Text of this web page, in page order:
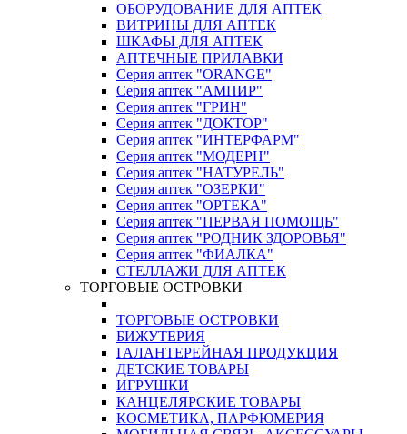
ОБОРУДОВАНИЕ ДЛЯ АПТЕК
ВИТРИНЫ ДЛЯ АПТЕК
ШКАФЫ ДЛЯ АПТЕК
АПТЕЧНЫЕ ПРИЛАВКИ
Серия аптек "ORANGE"
Серия аптек "АМПИР"
Серия аптек "ГРИН"
Серия аптек "ДОКТОР"
Серия аптек "ИНТЕРФАРМ"
Серия аптек "МОДЕРН"
Серия аптек "НАТУРЕЛЬ"
Серия аптек "ОЗЕРКИ"
Серия аптек "ОРТЕКА"
Серия аптек "ПЕРВАЯ ПОМОЩЬ"
Серия аптек "РОДНИК ЗДОРОВЬЯ"
Серия аптек "ФИАЛКА"
СТЕЛЛАЖИ ДЛЯ АПТЕК
ТОРГОВЫЕ ОСТРОВКИ
ТОРГОВЫЕ ОСТРОВКИ
БИЖУТЕРИЯ
ГАЛАНТЕРЕЙНАЯ ПРОДУКЦИЯ
ДЕТСКИЕ ТОВАРЫ
ИГРУШКИ
КАНЦЕЛЯРСКИЕ ТОВАРЫ
КОСМЕТИКА, ПАРФЮМЕРИЯ